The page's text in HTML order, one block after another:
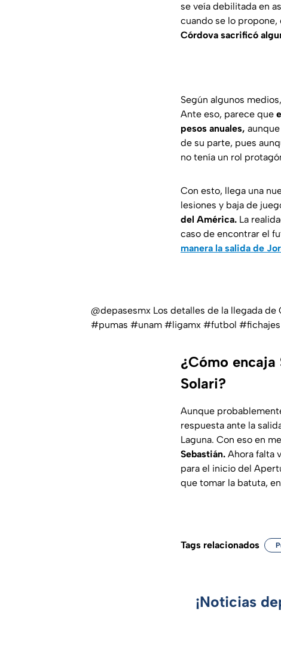
se veía debilitada en
cuando se lo
Córdova sacrificó
Según algunos
Ante eso, parece que
pesos anuales,
de su parte, pues
no tenía un rol
Con esto, llega una
lesiones y baja de
del América. La
caso de encontrar el
manera la salida de
@depasesmx Los detalles de la llegada de
#pumas #unam #ligamx #futbol #fichajes
¿Cómo encaja
Solari?
Aunque
respuesta ante la
Laguna. Con eso en
Sebastián. Ahora falta
para el inicio del
que tomar la batuta,
Tags relacionados
¡Noticias